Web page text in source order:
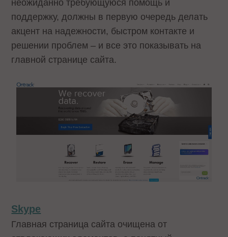
неожиданно требующуюся помощь и
поддержку, должны в первую очередь делать
акцент на надежности, быстром контакте и
решении проблем – и все это показывать на
главной странице сайта.
Skype
Главная страница сайта очищена от